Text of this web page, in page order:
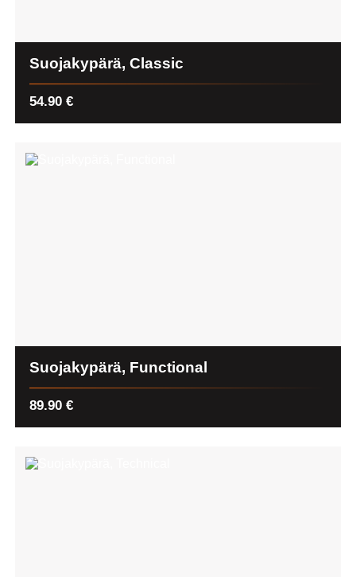
Suojakypärä, Classic
54.90 €
Suojakypärä, Functional
89.90 €